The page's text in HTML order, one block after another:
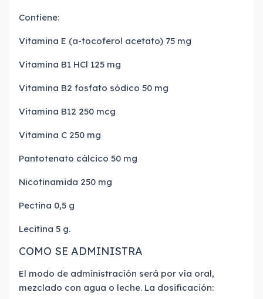
Contiene:
Vitamina E (a-tocoferol acetato) 75 mg
Vitamina B1 HCl 125 mg
Vitamina B2 fosfato sódico 50 mg
Vitamina B12 250 mcg
Vitamina C 250 mg
Pantotenato cálcico 50 mg
Nicotinamida 250 mg
Pectina 0,5 g
Lecitina 5 g.
COMO SE ADMINISTRA
El modo de administración será por vía oral,
mezclado con agua o leche. La dosificación: